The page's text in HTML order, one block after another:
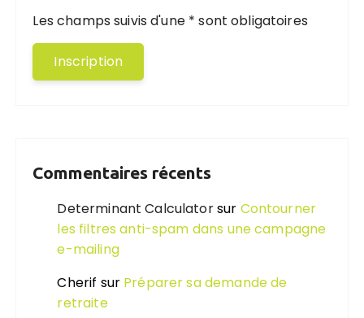
Les champs suivis d'une * sont obligatoires
Commentaires récents
Determinant Calculatorsur Contourner
les filtres anti-spam dans une campagne
e-mailing
Cherif sur Préparer sa demande de
retraite